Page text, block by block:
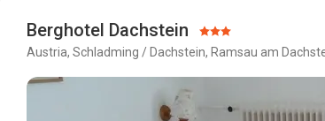
Berghotel Dachstein Ocena:
3/5
Austria, Schladming / Dachstein, Ramsau am